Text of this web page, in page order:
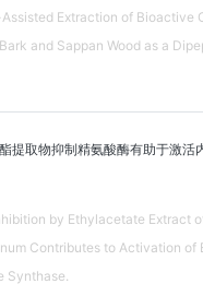
Extraction of Bioactive
and Sappan Wood as a
提取物抑制精氨酸酶有助于激活
by Ethylacetate Extract
Contributes to Activation of
Synthase.